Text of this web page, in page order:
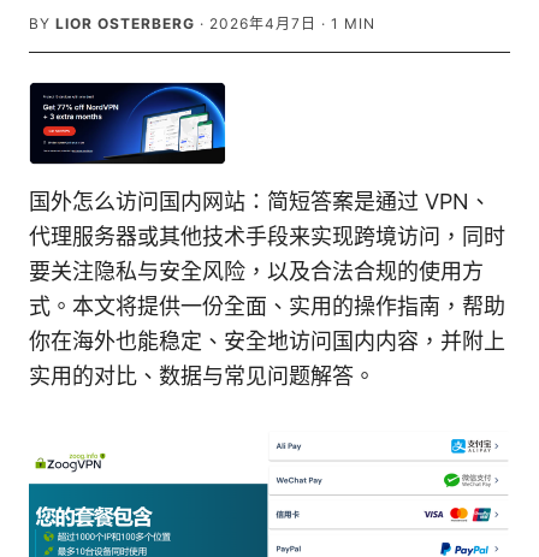
BY LIOR OSTERBERG · 2026年4月7日 · 1 MIN
国外怎么访问国内网站：简短答案是通过 VPN、
代理服务器或其他技术手段来实现跨境访问，同时
要关注隐私与安全风险，以及合法合规的使用方
式。本文将提供一份全面、实用的操作指南，帮助
你在海外也能稳定、安全地访问国内内容，并附上
实用的对比、数据与常见问题解答。